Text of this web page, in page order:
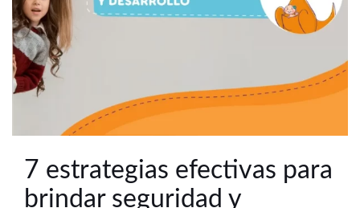
7 estrategias efectivas para
brindar seguridad y